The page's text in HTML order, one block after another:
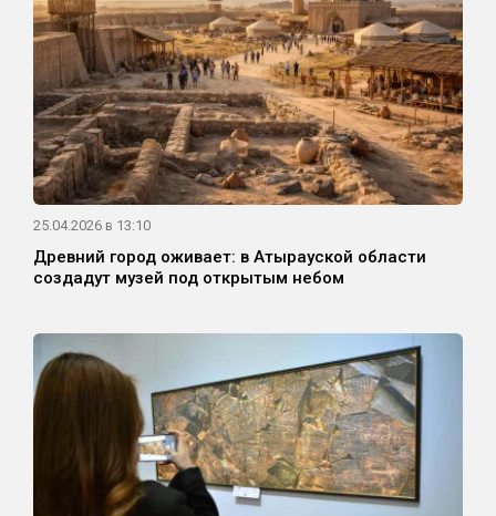
25.04.2026 в 13:10
Древний город оживает: в Атырауской области
создадут музей под открытым небом